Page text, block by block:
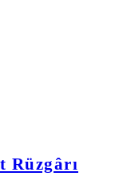
Rüzgârı